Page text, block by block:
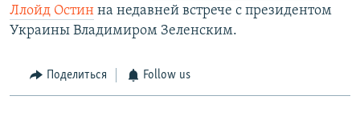
Ллойд Остин на недавней встрече с президентом
Украины Владимиром Зеленским.
Поделиться Follow us